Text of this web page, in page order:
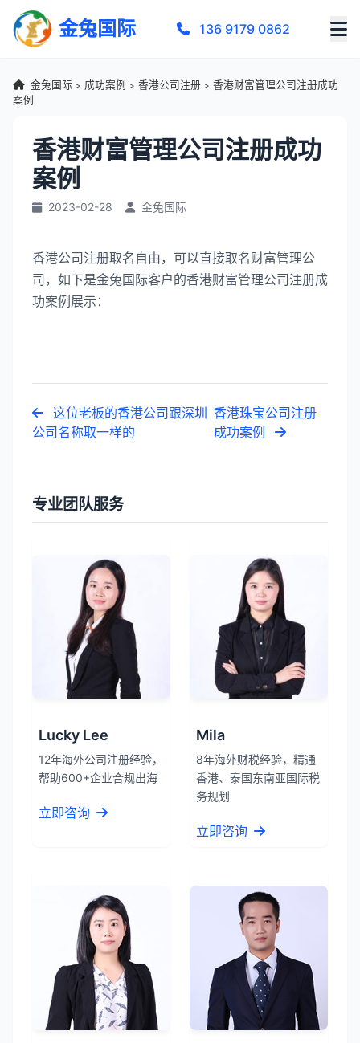
金兔国际 136 9179 0862
金兔国际 > 成功案例 > 香港公司注册 > 香港财富管理公司注册成功
案例
香港财富管理公司注册成功
案例
2023-02-28 金兔国际
香港公司注册取名自由，可以直接取名财富管理公
司，如下是金兔国际客户的香港财富管理公司注册成
功案例展示：
这位老板的香港公司跟深圳
公司名称取一样的
香港珠宝公司注册
成功案例
专业团队服务
Lucky Lee
12年海外公司注册经验，
帮助600+企业合规出海
立即咨询
Mila
8年海外财税经验，精通
香港、泰国东南亚国际税
务规划
立即咨询